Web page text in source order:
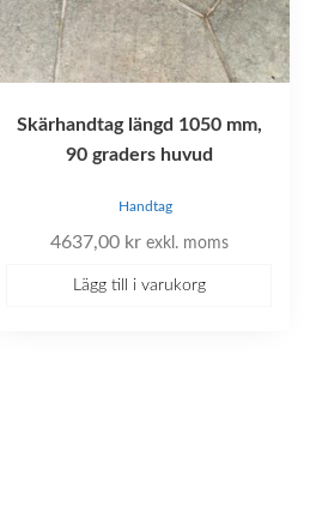
Skärhandtag längd 1050 mm,
90 graders huvud
Handtag
4637,00 kr exkl. moms
Lägg till i varukorg